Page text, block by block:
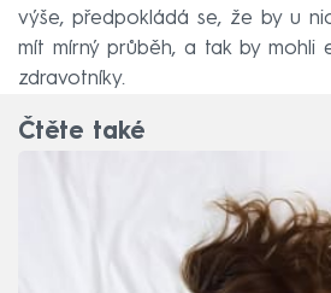
výše, předpokládá se, že by u
mít mírný průběh, a tak by mohli
zdravotníky.
Čtěte také